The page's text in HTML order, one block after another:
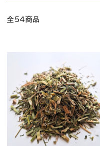
全54商品